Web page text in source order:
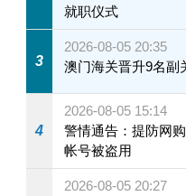
就职仪式
3
2026-08-05 20:35
澳门海关晋升9名副
4
2026-08-05 15:14
警情通告：提防网
帐号被盗用
2026-08-05 20:27